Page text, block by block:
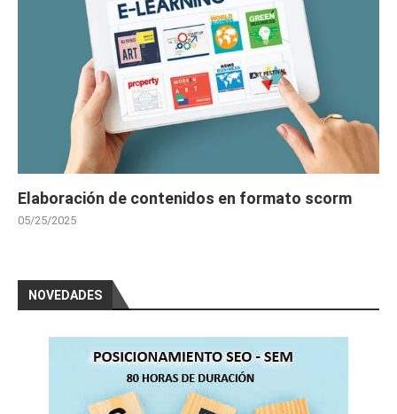
Elaboración de contenidos en formato scorm
05/25/2025
NOVEDADES